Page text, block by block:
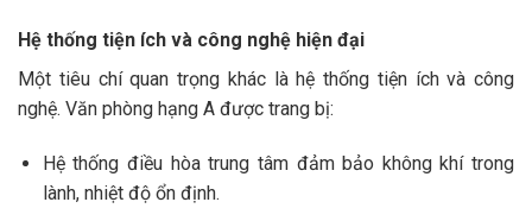
Hệ thống tiện ích và công nghệ hiện đại
Một tiêu chí quan trọng khác là hệ thống tiện ích và công
nghệ. Văn phòng hạng A được trang bị:
Hệ thống điều hòa trung tâm đảm bảo không khí trong
lành, nhiệt độ ổn định.